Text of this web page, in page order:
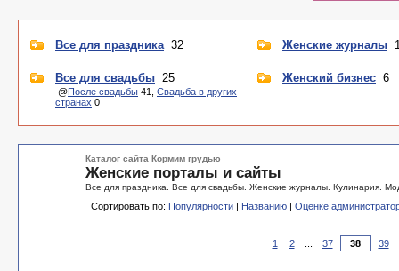
Все для праздника 32
Все для свадьбы 25
@После свадьбы 41, Свадьба в других
странах 0
Женские журналы
Женский бизнес 6
Каталог сайта Кормим грудью
Женские порталы и сайты
Все для праздника. Все для свадьбы. Женские журналы. Кулинария.
Сортировать по: Популярности | Названию | Оценке
1 2 37 39